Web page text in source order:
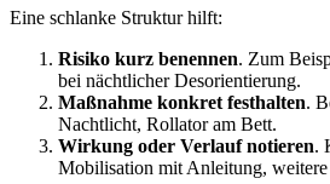
Eine schlanke Struktur hilft:
Risiko kurz benennen. Zum
bei nächtlicher Desorientierung.
Maßnahme konkret festhalten.
Nachtlicht, Rollator am Bett.
Wirkung oder Verlauf notieren.
Mobilisation mit Anleitung,